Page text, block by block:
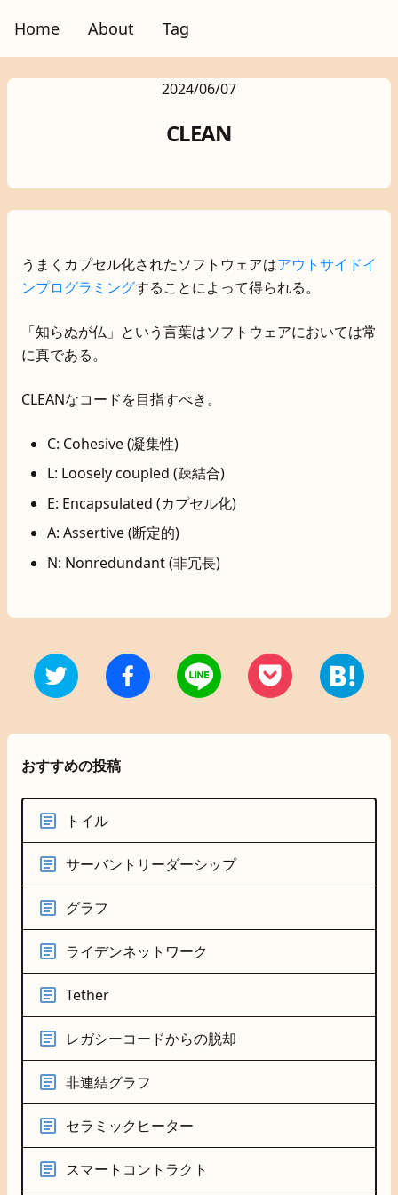
Home About Tag
2024/06/07
CLEAN
うまくカプセル化されたソフトウェアはアウトサイドイ
ンプログラミングすることによって得られる。
「知らぬが仏」という言葉はソフトウェアにおいては常
に真である。
CLEANなコードを目指すべき。
C: Cohesive (凝集性)
L: Loosely coupled (疎結合)
E: Encapsulated (カプセル化)
A: Assertive (断定的)
N: Nonredundant (非冗長)
おすすめの投稿
トイル
サーバントリーダーシップ
グラフ
ライデンネットワーク
Tether
レガシーコードからの脱却
非連結グラフ
セラミックヒーター
スマートコントラクト